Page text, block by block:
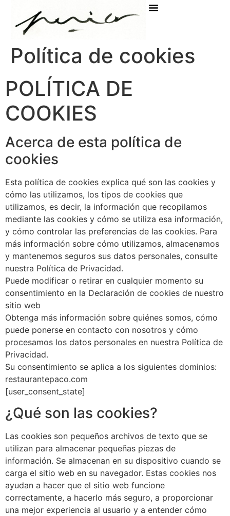
Política de cookies
POLÍTICA DE
COOKIES
Acerca de esta política de
cookies
Esta política de cookies explica qué son las cookies y
cómo las utilizamos, los tipos de cookies que
utilizamos, es decir, la información que recopilamos
mediante las cookies y cómo se utiliza esa información,
y cómo controlar las preferencias de las cookies. Para
más información sobre cómo utilizamos, almacenamos
y mantenemos seguros sus datos personales, consulte
nuestra Política de Privacidad.
Puede modificar o retirar en cualquier momento su
consentimiento en la Declaración de cookies de nuestro
sitio web
Obtenga más información sobre quiénes somos, cómo
puede ponerse en contacto con nosotros y cómo
procesamos los datos personales en nuestra Política de
Privacidad.
Su consentimiento se aplica a los siguientes dominios:
restaurantepaco.com
[user_consent_state]
¿Qué son las cookies?
Las cookies son pequeños archivos de texto que se
utilizan para almacenar pequeñas piezas de
información. Se almacenan en su dispositivo cuando se
carga el sitio web en su navegador. Estas cookies nos
ayudan a hacer que el sitio web funcione
correctamente, a hacerlo más seguro, a proporcionar
una mejor experiencia al usuario y a entender cómo